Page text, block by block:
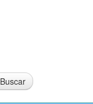
Buscar